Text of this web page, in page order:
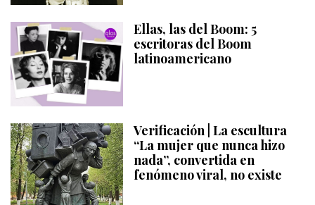
Ellas, las del Boom: 5
escritoras del Boom
latinoamericano
Verificación | La escultura
“La mujer que nunca hizo
nada”, convertida en
fenómeno viral, no existe